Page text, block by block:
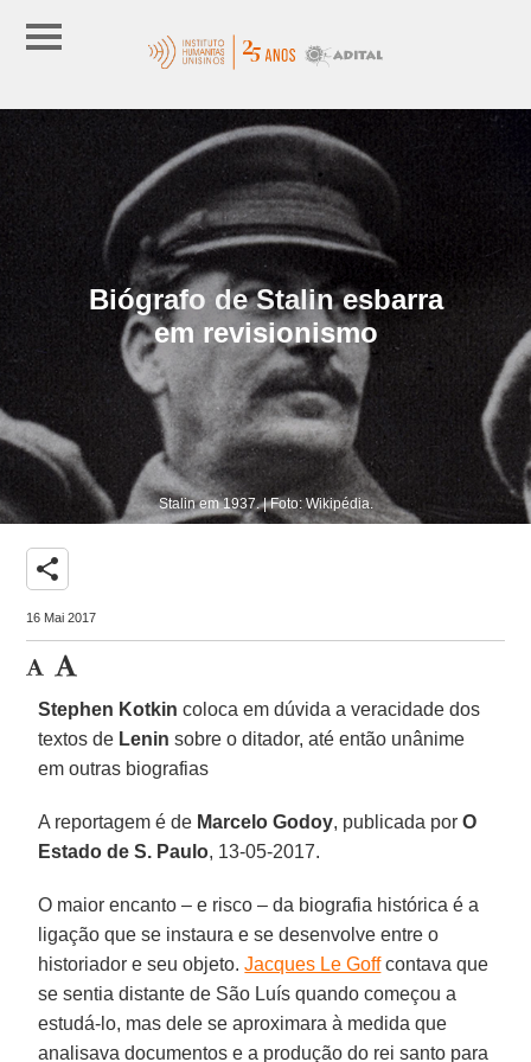
Biógrafo de Stalin esbarra
em revisionismo
Stalin em 1937. | Foto: Wikipédia.
share
16 Mai 2017
Stephen Kotkin coloca em dúvida a veracidade dos
textos de Lenin sobre o ditador, até então unânime
em outras biografias
A reportagem é de Marcelo Godoy, publicada porO
Estado de S. Paulo, 13-05-2017.
O maior encanto – e risco – da biografia histórica é a
ligação que se instaura e se desenvolve entre o
historiador e seu objeto.Jacques Le Goffcontava que
se sentia distante de São Luís quando começou a
estudá-lo, mas dele se aproximara à medida que
analisava documentos e a produção do rei santo para